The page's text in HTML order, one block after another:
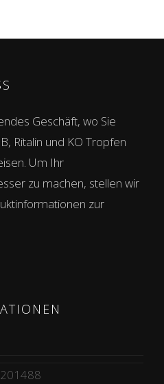
Geschäft, wo Sie
Ritalin und KO Tropfen
Um Ihr
zu machen, stellen wir
zur